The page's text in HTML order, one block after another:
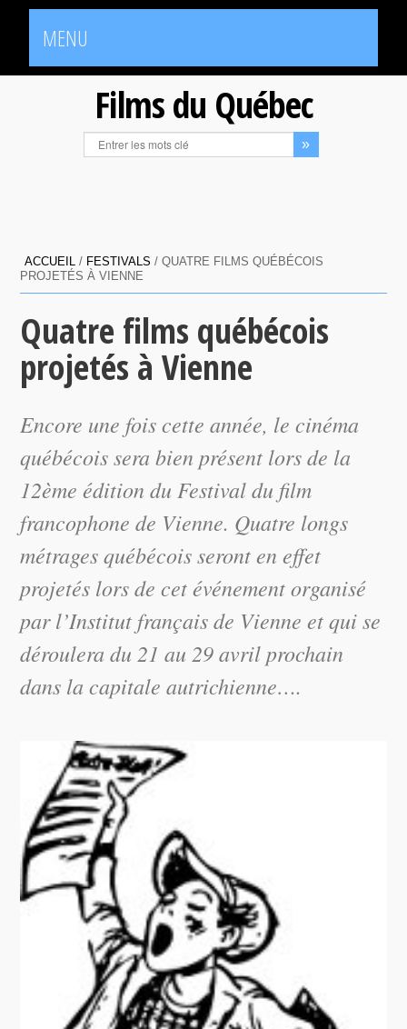
MENU
Films du Québec
ACCUEIL / FESTIVALS /QUATRE FILMS QUÉBÉCOIS
PROJETÉS À VIENNE
Quatre films québécois
projetés à Vienne
Encore une fois cette année, le cinéma
québécois sera bien présent lors de la
12ème édition du Festival du film
francophone de Vienne. Quatre longs
métrages québécois seront en effet
projetés lors de cet événement organisé
par l’Institut français de Vienne et qui se
déroulera du 21 au 29 avril prochain
dans la capitale autrichienne….